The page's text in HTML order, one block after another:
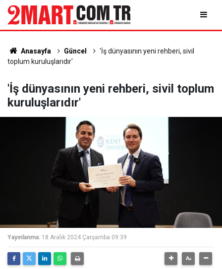
Anasayfa Güncel
'İş dünyasının yeni rehberi, sivil
toplum kuruluşlarıdır'
'İş dünyasının yeni rehberi, sivil toplum
kuruluşlarıdır'
Yayınlanma: 18 Aralık 2024 Çarşamba 09:39